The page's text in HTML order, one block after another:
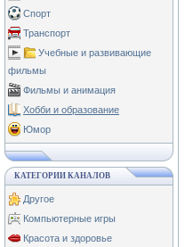
Спорт
Транспорт
Учебные и развивающие
фильмы
Фильмы и анимация
Хобби и образование
Юмор
КАТЕГОРИИ КАНАЛОВ
Другое
Компьютерные игры
Красота и здоровье